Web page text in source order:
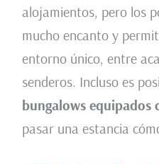
alojamientos, pero los
mucho encanto y
entorno único, entre
senderos. Incluso es
bungalows equipados
pasar una estancia